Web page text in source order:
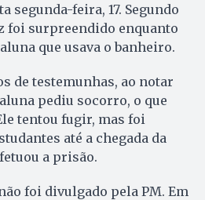
segunda-feira, 17. Segundo
foi surpreendido enquanto
que usava o banheiro.
de testemunhas, ao notar
pediu socorro, o que
tentou fugir, mas foi
até a chegada da
a prisão.
foi divulgado pela PM. Em